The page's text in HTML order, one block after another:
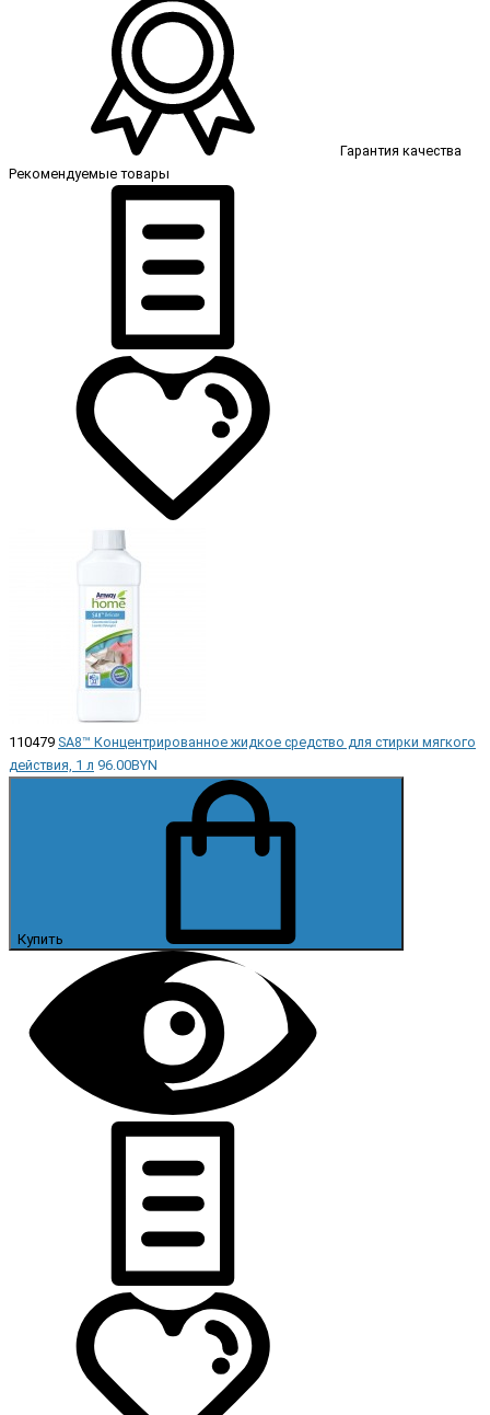
Гарантия качества
Рекомендуемые товары
110479 SA8™ Концентрированное жидкое средство для стирки мягкого
действия, 1 л 96.00BYN
Купить